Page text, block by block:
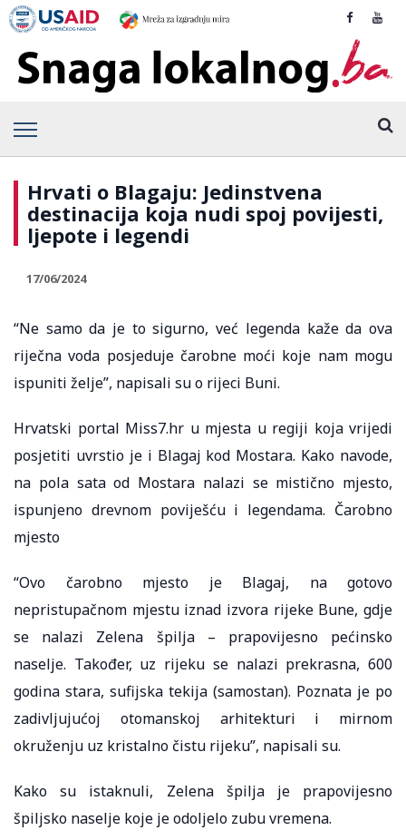
Hrvati o Blagaju: Jedinstvena
destinacija koja nudi spoj povijesti,
ljepote i legendi
17/06/2024
“Ne samo da je to sigurno, već legenda kaže da ova
riječna voda posjeduje čarobne moći koje nam mogu
ispuniti želje”, napisali su o rijeci Buni.
Hrvatski portal Miss7.hr u mjesta u regiji koja vrijedi
posjetiti uvrstio je i Blagaj kod Mostara. Kako navode,
na pola sata od Mostara nalazi se mistično mjesto,
ispunjeno drevnom poviješću i legendama. Čarobno
mjesto
“Ovo čarobno mjesto je Blagaj, na gotovo
nepristupačnom mjestu iznad izvora rijeke Bune, gdje
se nalazi Zelena špilja – prapovijesno pećinsko
naselje. Također, uz rijeku se nalazi prekrasna, 600
godina stara, sufijska tekija (samostan). Poznata je po
zadivljujućoj otomanskoj arhitekturi i mirnom
okruženju uz kristalno čistu rijeku”, napisali su.
Kako su istaknuli, Zelena špilja je prapovijesno
špiljsko naselje koje je odoljelo zubu vremena.